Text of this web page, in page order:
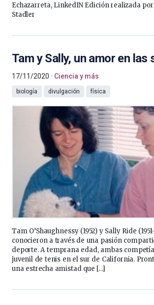
Echazarreta, LinkedIN Edición realizada
Stadler
Tam y Sally, un amor en las
17/11/2020 Ciencia y más
biología divulgación física
Tam O’Shaughnessy (1952) y Sally Ride
conocieron a través de una pasión
deporte. A temprana edad, ambas
juvenil de tenis en el sur de California.
una estrecha amistad que […]